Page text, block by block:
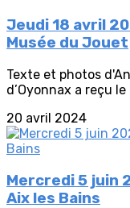
Jeudi 18 avril
Musée du Jouet
Texte et photos
d’Oyonnax a reçu
20 avril 2024
Mercredi 5 juin
Aix les Bains